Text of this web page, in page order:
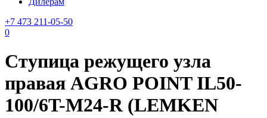
+7 473 211-05-50
0
Ступица режущего узла
правая AGRO POINT IL50-
100/6T-M24-R (LEMKEN